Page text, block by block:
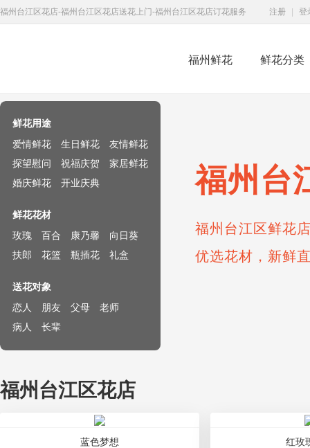
福州台江区花店-福州台江区花店送花上门-福州台江区花店订花服务 注册 登
福州鲜花 鲜花分类
福州台
福州台江区鲜花
优选花材，新鲜
鲜花用途
爱情鲜花
生日鲜花
友情鲜花
探望慰问
祝福庆贺
家居鲜花
婚庆鲜花
开业庆典
鲜花花材
玫瑰
百合 康乃馨
向日葵
扶郎
花篮 瓶插花 礼盒
送花对象
恋人
朋友 父母
老师
病人
长辈
福州台江区花店
蓝色梦想
红玫